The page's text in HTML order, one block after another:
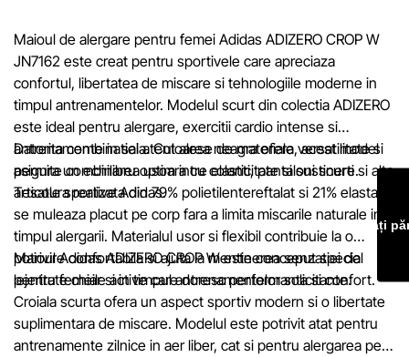
cadourilor, plăților în rate și creditării pot fi modificate de către
compania Sportlandia în mod unilateral și fără notificare
Echipa noastră verifică și actualizează periodic informațiile de
site pentru a identifica și corecta prompt eventualele erori în
mai scurt termen rezonabil.
Maioul de alergare pentru femei Adidas ADIZERO CROP W
JN7162 este creat pentru sportivele care apreciaza
confortul, libertatea de miscare si tehnologiile moderne in
timpul antrenamentelor. Modelul scurt din colectia ADIZERO
este ideal pentru alergare, exercitii cardio intense si
antrenamente in sala. Culoarea neagra ofera versatilitate si
permite combinarea usoara cu colanti, pantaloni scurti si alte
articole sportive Adidas.
Datorita combinatiei atent alese de materiale, acest model
asigura un echilibru optim intre elasticitate si sustinere.
Tesatura realizata din 79% polietilentereftalat si 21% elastan
se muleaza placut pe corp fara a limita miscarile naturale in
timpul alergarii. Materialul usor si flexibil contribuie la o
potrivire confortabila si ajuta la mentinerea senzatiei de
lejeritate chiar si in timpul antrenamentelor solicitante.
Maioul Adidas ADIZERO CROP W este conceput special
pentru femeile active care doresc performanta si confort.
Croiala scurta ofera un aspect sportiv modern si o libertate
suplimentara de miscare. Modelul este potrivit atat pentru
antrenamente zilnice in aer liber, cat si pentru alergarea pe
Lăsați